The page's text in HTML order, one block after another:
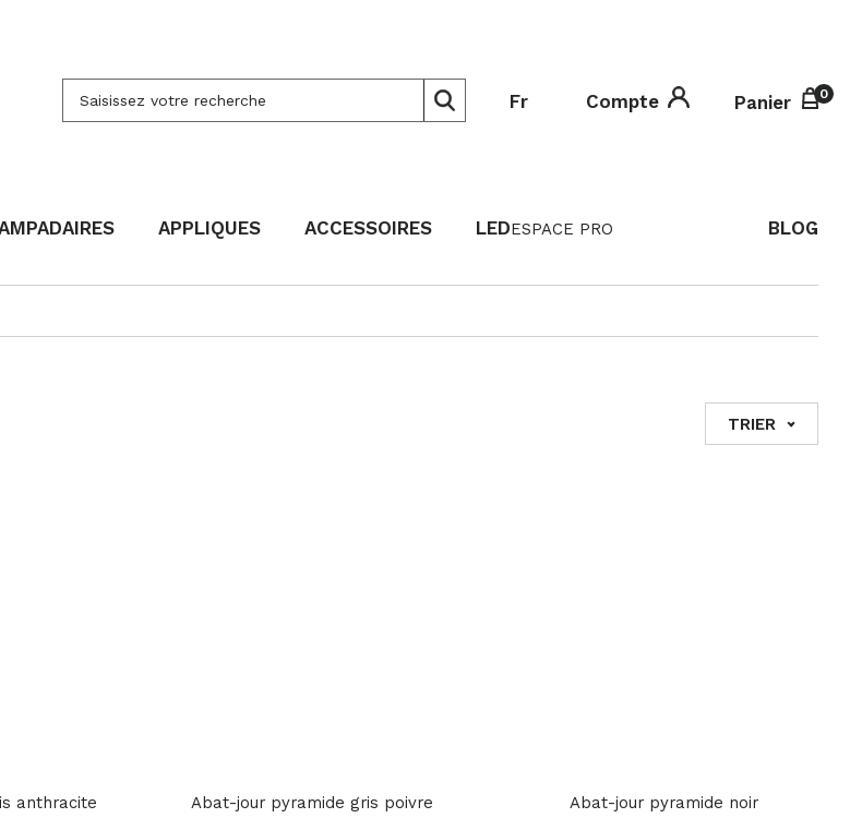
Fr Panier 0
0
Compte
APPLIQUES ACCESSOIRES LEDESPACE PRO BLOG
TRIER
anthracite Abat-jour pyramide gris poivre Abat-jour pyramide noir